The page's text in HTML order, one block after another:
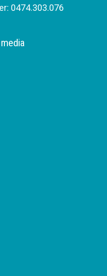
0474.303.076